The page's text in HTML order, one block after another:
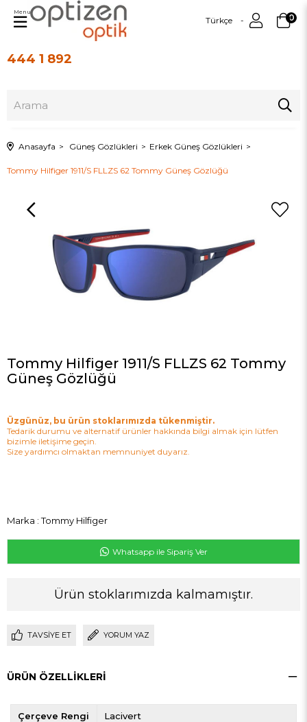
444 1 892
Türkçe 0
Menu
Anasayfa Güneş Gözlükleri Erkek Güneş Gözlükleri
Tommy Hilfiger 1911/S FLLZS 62 Tommy Güneş Gözlüğü
Tommy Hilfiger 1911/S FLLZS 62 Tommy
Güneş Gözlüğü
Üzgünüz, bu ürün stoklarımızda tükenmiştir.
Tedarik durumu ve alternatif ürünler hakkında bilgi almak için lütfen
bizimle iletişime geçin.
Size yardımcı olmaktan memnuniyet duyarız.
Marka : Tommy Hilfiger
Whatsapp ile Sipariş Ver
Ürün stoklarımızda kalmamıştır.
TAVSIYE ET YORUM YAZ
ÜRÜN ÖZELLIKLERI
Çerçeve Rengi Lacivert